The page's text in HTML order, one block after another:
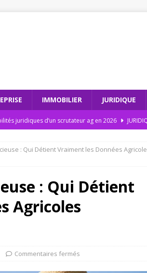
IMMOBILIER JURIDIQUE
juridiques d’un scrutateur ag en 2026
électroniques sont incontournables
: Qui Détient Vraiment les Données
: Qui Détient
Agricoles
Commentaires fermés